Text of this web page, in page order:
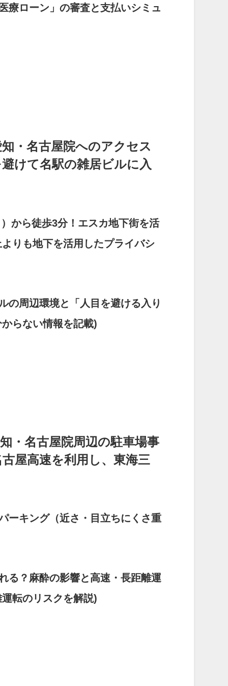
療ローン」の審査と支払いシミュ
・名古屋院へのアクセス
けて名駅の雑居ビルに入
から徒歩3分！エスカ地下街を活
りも地下を活用したプライバシ
の周辺環境と「人目を避ける入り
らない情報を記載)
・名古屋院周辺の駐車場事
屋高速を利用し、東海三
ーキング（近さ・目立ちにくさ重
る？麻酔の影響と高速・長距離運
転のリスクを解説)